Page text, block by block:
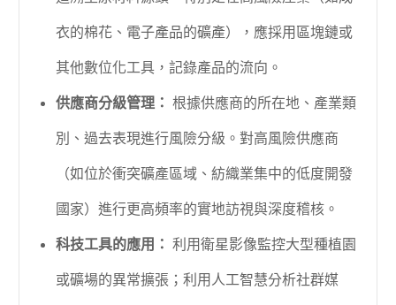
衣的棉花、電子產品的礦產），應採用區塊鏈或
其他數位化工具，記錄產品的流向。
供應商分級管理： 根據供應商的所在地、產業類
別、過去表現進行風險分級。對高風險供應商
（如位於衝突礦產區域、紡織業集中的低度開發
國家）進行更高頻率的實地訪視與深度稽核。
科技工具的應用： 利用衛星影像監控大型種植園
或礦場的異常擴張；利用人工智慧分析社群媒